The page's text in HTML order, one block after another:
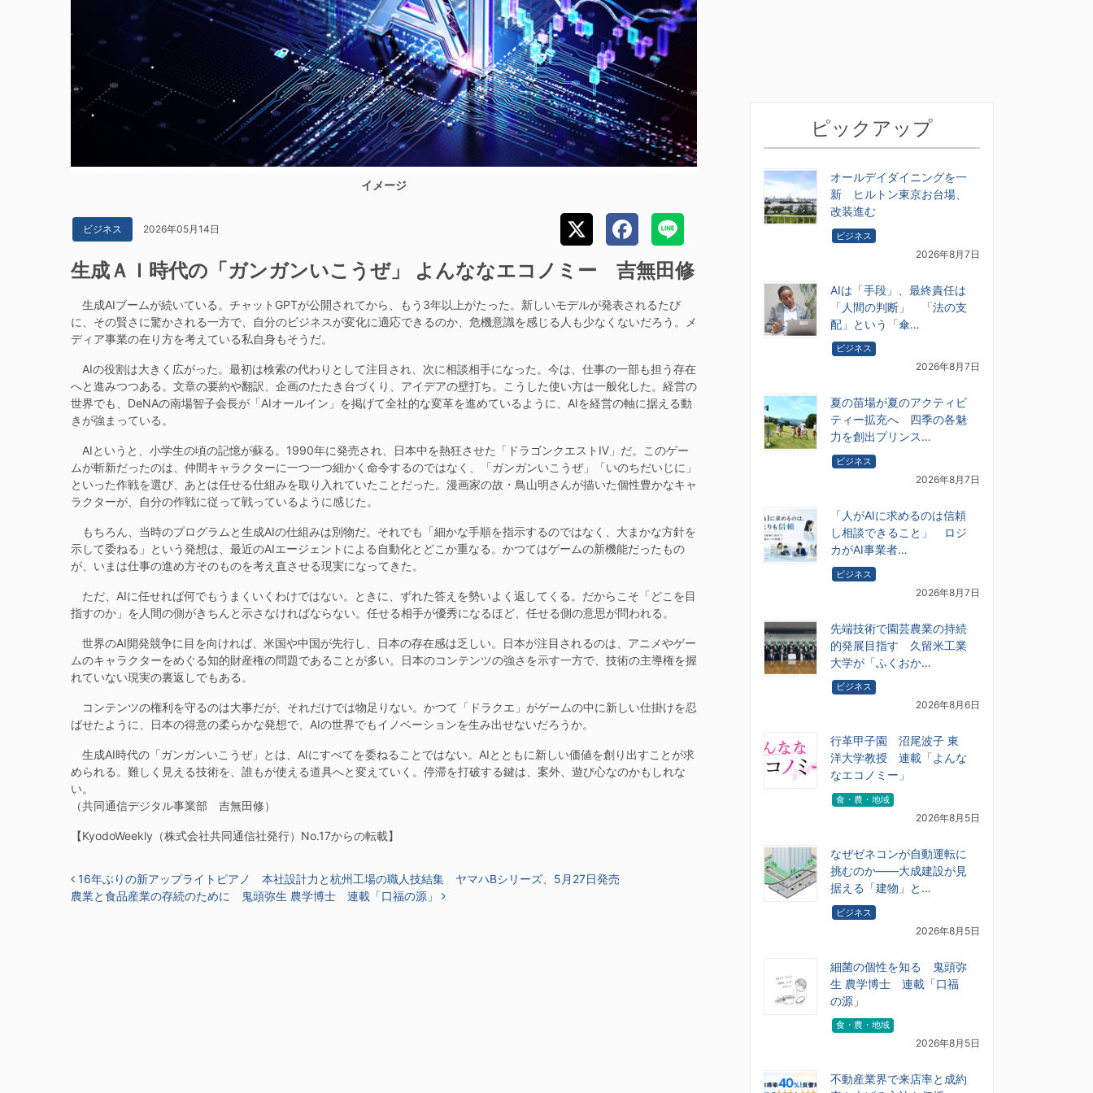
イメージ
ビジネス 2026年05月14日
生成ＡＩ時代の「ガンガンいこうぜ」 よんななエコノミー 吉無田修
生成AIブームが続いている。チャットGPTが公開されてから、もう3年以上がたった。新しいモデルが発表されるたび
に、その賢さに驚かされる一方で、自分のビジネスが変化に適応できるのか、危機意識を感じる人も少なくないだろう。メ
ディア事業の在り方を考えている私自身もそうだ。
AIの役割は大きく広がった。最初は検索の代わりとして注目され、次に相談相手になった。今は、仕事の一部も担う存在
へと進みつつある。文章の要約や翻訳、企画のたたき台づくり、アイデアの壁打ち。こうした使い方は一般化した。経営の
世界でも、DeNAの南場智子会長が「AIオールイン」を掲げて全社的な変革を進めているように、AIを経営の軸に据える動
きが強まっている。
AIというと、小学生の頃の記憶が蘇る。1990年に発売され、日本中を熱狂させた「ドラゴンクエストⅣ」だ。このゲー
ムが斬新だったのは、仲間キャラクターに一つ一つ細かく命令するのではなく、「ガンガンいこうぜ」「いのちだいじに」
といった作戦を選び、あとは任せる仕組みを取り入れていたことだった。漫画家の故・鳥山明さんが描いた個性豊かなキャ
ラクターが、自分の作戦に従って戦っているように感じた。
もちろん、当時のプログラムと生成AIの仕組みは別物だ。それでも「細かな手順を指示するのではなく、大まかな方針を
示して委ねる」という発想は、最近のAIエージェントによる自動化とどこか重なる。かつてはゲームの新機能だったもの
が、いまは仕事の進め方そのものを考え直させる現実になってきた。
ただ、AIに任せれば何でもうまくいくわけではない。ときに、ずれた答えを勢いよく返してくる。だからこそ「どこを目
指すのか」を人間の側がきちんと示さなければならない。任せる相手が優秀になるほど、任せる側の意思が問われる。
世界のAI開発競争に目を向ければ、米国や中国が先行し、日本の存在感は乏しい。日本が注目されるのは、アニメやゲー
ムのキャラクターをめぐる知的財産権の問題であることが多い。日本のコンテンツの強さを示す一方で、技術の主導権を握
れていない現実の裏返しでもある。
コンテンツの権利を守るのは大事だが、それだけでは物足りない。かつて「ドラクエ」がゲームの中に新しい仕掛けを忍
ばせたように、日本の得意の柔らかな発想で、AIの世界でもイノベーションを生み出せないだろうか。
生成AI時代の「ガンガンいこうぜ」とは、AIにすべてを委ねることではない。AIとともに新しい価値を創り出すことが求
められる。難しく見える技術を、誰もが使える道具へと変えていく。停滞を打破する鍵は、案外、遊び心なのかもしれな
い。
（共同通信デジタル事業部 吉無田修）
【KyodoWeekly（株式会社共同通信社発行）No.17からの転載】
投稿ナビゲーション
16年ぶりの新アップライトピアノ 本社設計力と杭州工場の職人技結集 ヤマハBシリーズ、5月27日発売
農業と食品産業の存続のために 鬼頭弥生 農学博士 連載「口福の源」
ピックアップ
オールデイダイニングを一
新 ヒルトン東京お台場、
改装進む
ビジネス
2026年8月7日
AIは「手段」、最終責任は
「人間の判断」 「法の支
配」という「傘…
ビジネス
2026年8月7日
夏の苗場が夏のアクティビ
ティー拡充へ 四季の各魅
力を創出プリンス…
ビジネス
2026年8月7日
「人がAIに求めるのは信頼
し相談できること」 ロジ
カがAI事業者…
ビジネス
2026年8月7日
先端技術で園芸農業の持続
的発展目指す 久留米工業
大学が「ふくおか…
ビジネス
2026年8月6日
行革甲子園 沼尾波子 東
洋大学教授 連載「よんな
なエコノミー」
食・農・地域
2026年8月5日
なぜゼネコンが自動運転に
挑むのか――大成建設が見
据える「建物」と…
ビジネス
2026年8月5日
細菌の個性を知る 鬼頭弥
生 農学博士 連載「口福
の源」
食・農・地域
2026年8月5日
不動産業界で来店率と成約